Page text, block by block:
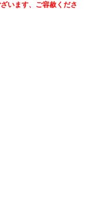
います、ご容赦くださ